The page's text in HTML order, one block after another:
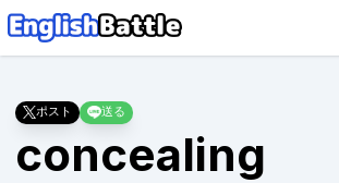
ポスト 送る
concealing